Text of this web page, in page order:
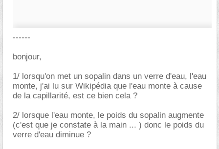
------
bonjour,
1/ lorsqu'on met un sopalin dans un verre d'eau, l'eau
monte, j'ai lu sur Wikipédia que l'eau monte à cause
de la capillarité, est ce bien cela ?
2/ lorsque l'eau monte, le poids du sopalin augmente
(c'est que je constate à la main ... ) donc le poids du
verre d'eau diminue ?